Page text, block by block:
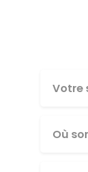
Votre
Où